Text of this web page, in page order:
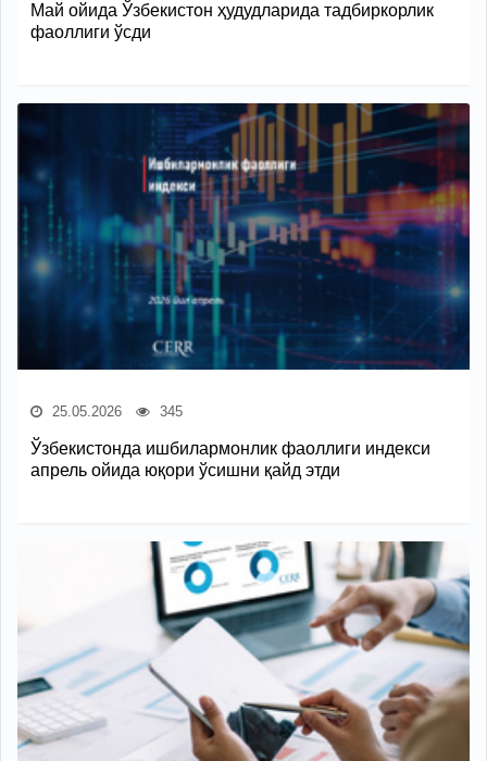
Май ойида Ўзбекистон ҳудудларида тадбиркорлик
фаоллиги ўсди
25.05.2026 345
Ўзбекистонда ишбилармонлик фаоллиги индекси
апрель ойида юқори ўсишни қайд этди